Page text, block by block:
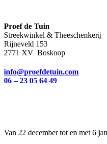
Proef de Tuin
Streekwinkel & Theeschenkerij
Rijneveld 153
2771 XV Boskoop
info@proefdetuin.com
06 – 23 05 64 49
Van 22 december tot en met 6